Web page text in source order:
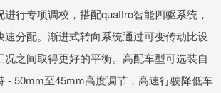
行专项调校，搭配quattro智能四驱系统，
速分配。渐进式转向系统通过可变传动比设
之间取得更好的平衡。高配车型可选装自
- 50mm至45mm高度调节，高速行驶降低车